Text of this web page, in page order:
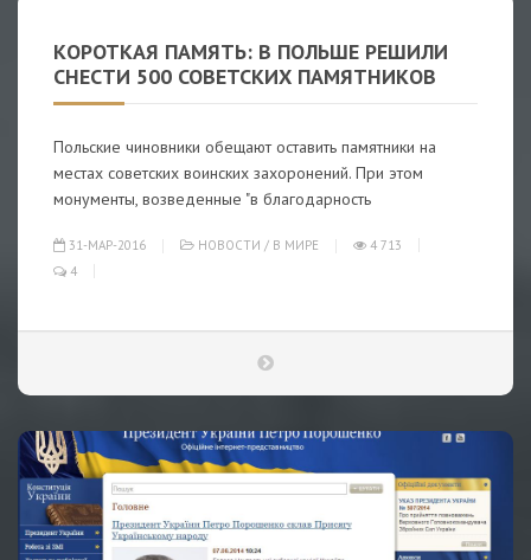
КОРОТКАЯ ПАМЯТЬ: В ПОЛЬШЕ РЕШИЛИ
СНЕСТИ 500 СОВЕТСКИХ ПАМЯТНИКОВ
Польские чиновники обещают оставить памятники на
местах советских воинских захоронений. При этом
монументы, возведенные "в благодарность
31-МАР-2016 НОВОСТИ / В МИРЕ
4 713
4